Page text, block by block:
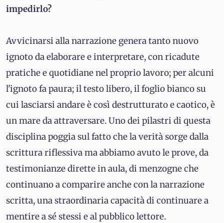
impedirlo?
Avvicinarsi alla narrazione genera tanto nuovo
ignoto da elaborare e interpretare, con ricadute
pratiche e quotidiane nel proprio lavoro; per alcuni
l'ignoto fa paura; il testo libero, il foglio bianco su
cui lasciarsi andare è così destrutturato e caotico, è
un mare da attraversare. Uno dei pilastri di questa
disciplina poggia sul fatto che la verità sorge dalla
scrittura riflessiva ma abbiamo avuto le prove, da
testimonianze dirette in aula, di menzogne che
continuano a comparire anche con la narrazione
scritta, una straordinaria capacità di continuare a
mentire a sé stessi e al pubblico lettore.